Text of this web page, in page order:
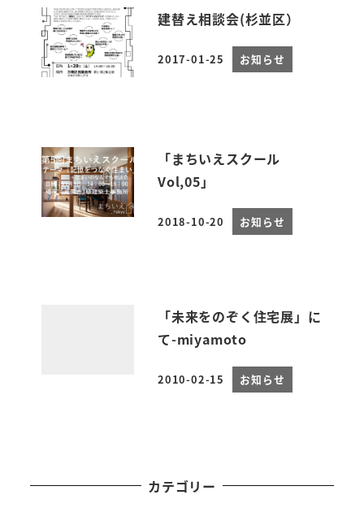
建替え相談会(杉並区）
投稿日
2017-01-25 お知らせ
「まちいえスクール
Vol,05」
投稿日
2018-10-20 お知らせ
「未来をのぞく住宅展」に
て-miyamoto
投稿日
2010-02-15 お知らせ
カテゴリー